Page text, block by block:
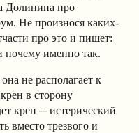
Долинина про
Не произнося каких-
про это и пишет:
почему именно так.
не располагает к
в сторону
крен ─ истерический
вместо трезвого и